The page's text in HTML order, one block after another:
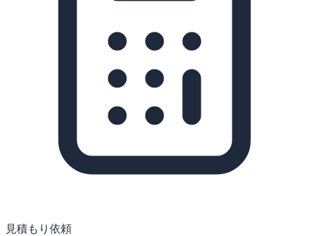
見積もり依頼